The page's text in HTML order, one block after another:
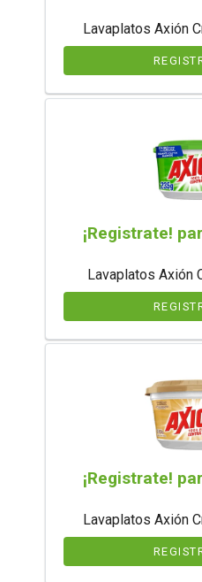
Lavaplatos Axión
¡Registrate!
Lavaplatos Axión
¡Registrate!
Lavaplatos Axión